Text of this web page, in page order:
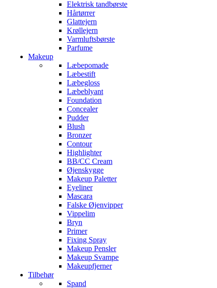
Elektrisk tandbørste
Hårtørrer
Glattejern
Krøllejern
Varmluftsbørste
Parfume
Makeup
Læbepomade
Læbestift
Læbegloss
Læbeblyant
Foundation
Concealer
Pudder
Blush
Bronzer
Contour
Highlighter
BB/CC Cream
Øjenskygge
Makeup Paletter
Eyeliner
Mascara
Falske Øjenvipper
Vippelim
Bryn
Primer
Fixing Spray
Makeup Pensler
Makeup Svampe
Makeupfjerner
Tilbehør
Spand